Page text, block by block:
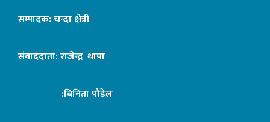
सम्पादक: चन्दा क्षेत्री
संवाददाता: राजेन्द्र थापा
:बिनिता पौडेल